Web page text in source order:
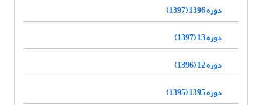
دوره 1396 (1397)
دوره 13 (1397)
دوره 12 (1396)
دوره 1395 (1395)